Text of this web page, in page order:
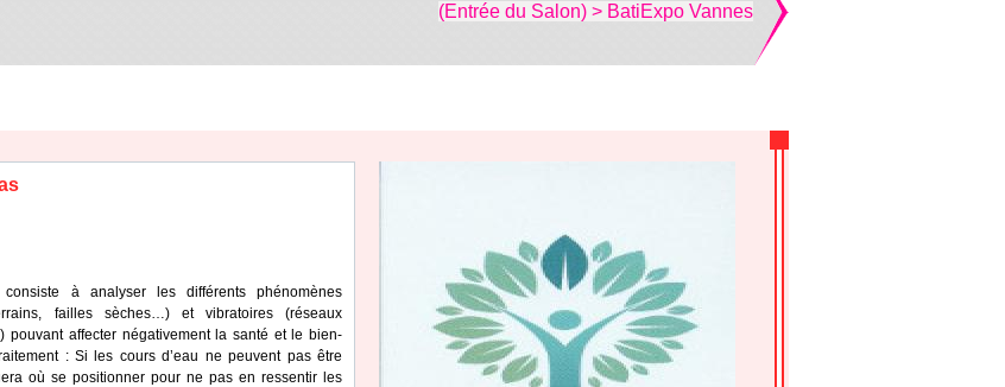
(Entrée du Salon) > BatiExpo Vannes
à analyser les différents phénomènes
failles sèches…) et vibratoires (réseaux
pouvant affecter négativement la santé et le bien-
: Si les cours d’eau ne peuvent pas être
où se positionner pour ne pas en ressentir les